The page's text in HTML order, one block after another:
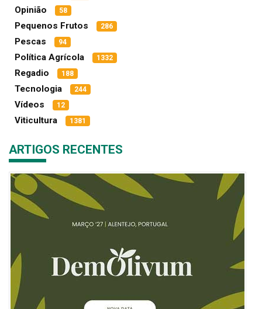
Opinião 58
Pequenos Frutos 286
Pescas 94
Política Agrícola 1332
Regadio 188
Tecnologia 244
Vídeos 12
Viticultura 1381
ARTIGOS RECENTES